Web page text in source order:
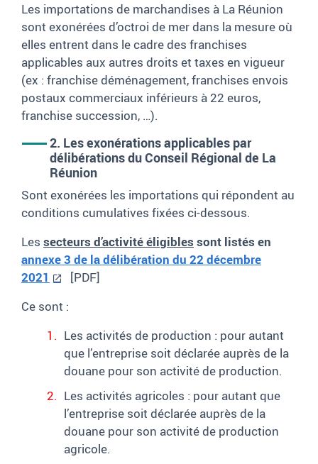
Les importations de marchandises à La Réunion
sont exonérées d’octroi de mer dans la mesure où
elles entrent dans le cadre des franchises
applicables aux autres droits et taxes en vigueur
(ex : franchise déménagement, franchises envois
postaux commerciaux inférieurs à 22 euros,
franchise succession, …).
2. Les exonérations applicables par
délibérations du Conseil Régional de La
Réunion
Sont exonérées les importations qui répondent au
conditions cumulatives fixées ci-dessous.
Les secteurs d’activité éligibles sont listés en
annexe 3 de la délibération du 22 décembre
2021
[PDF]
Ce sont :
Les activités de production : pour autant
que l’entreprise soit déclarée auprès de la
douane pour son activité de production.
Les activités agricoles : pour autant que
l’entreprise soit déclarée auprès de la
douane pour son activité de production
agricole.